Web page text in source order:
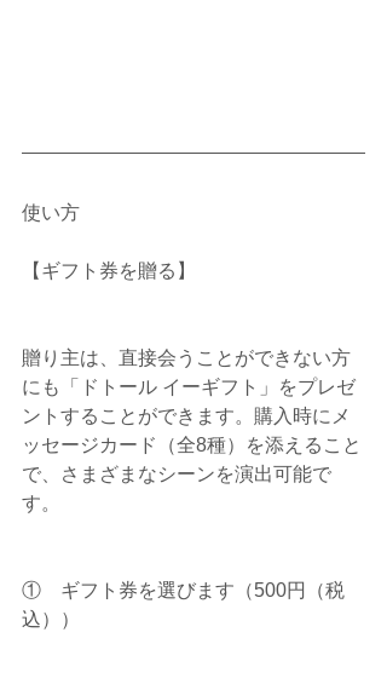
使い方
【ギフト券を贈る】
贈り主は、直接会うことができない方
にも「ドトール イーギフト」をプレゼ
ントすることができます。購入時にメ
ッセージカード（全8種）を添えること
で、さまざまなシーンを演出可能で
す。
①    ギフト券を選びます（500円（税
込））